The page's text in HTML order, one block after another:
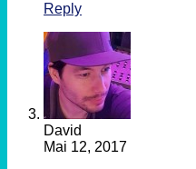
Reply
David
Mai 12, 2017